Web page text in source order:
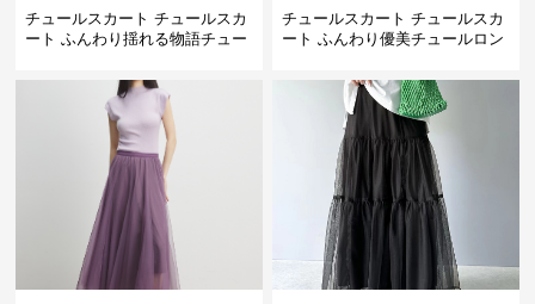
チュールスカート チュールスカ
ート ふんわり揺れる物語チュー
チュールスカート チュールスカ
ート ふんわり優美チュールロン